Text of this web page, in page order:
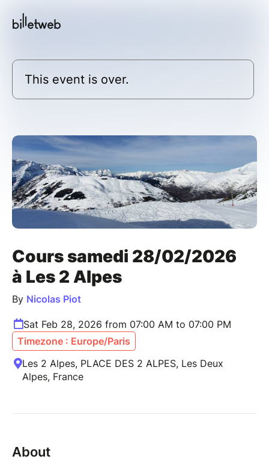
This event is over.
Cours samedi 28/02/2026
à Les 2 Alpes
By Nicolas Piot
Sat Feb 28, 2026 from 07:00 AM to 07:00 PM
Timezone : Europe/Paris
Les 2 Alpes, PLACE DES 2 ALPES, Les Deux
Alpes, France
About